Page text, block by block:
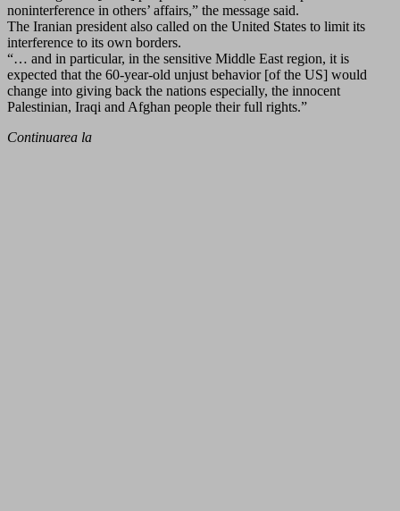
noninterference in others’ affairs,” the message said.
The Iranian president also called on the United States to limit its
interference to its own borders.
“… and in particular, in the sensitive Middle East region, it is
expected that the 60-year-old unjust behavior [of the US] would
change into giving back the nations especially, the innocent
Palestinian, Iraqi and Afghan people their full rights.”
Continuarea la